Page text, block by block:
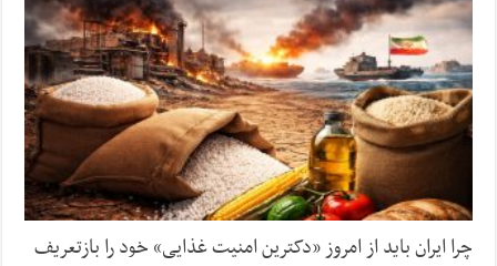
چرا ایران باید از امروز «دکترین امنیت غذایی» خود را بازتعریف